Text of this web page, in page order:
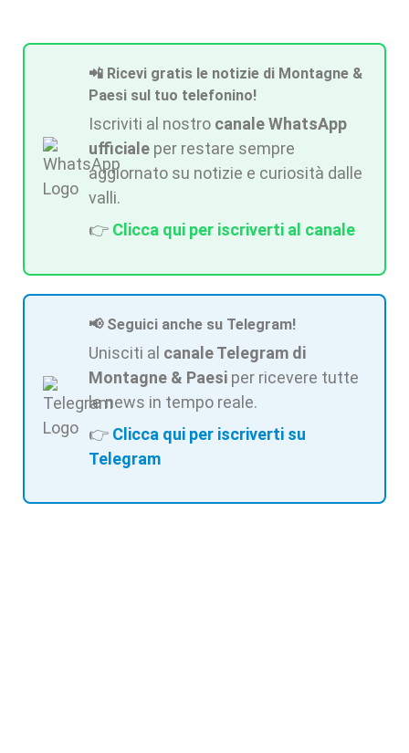
📲 Ricevi gratis le notizie di Montagne &
Paesi sul tuo telefonino!
Iscriviti al nostro canale WhatsApp
ufficiale per restare sempre
aggiornato su notizie e curiosità dalle
valli.
👉 Clicca qui per iscriverti al canale
📢 Seguici anche su Telegram!
Unisciti al canale Telegram di
Montagne & Paesi per ricevere tutte
le news in tempo reale.
👉 Clicca qui per iscriverti su
Telegram